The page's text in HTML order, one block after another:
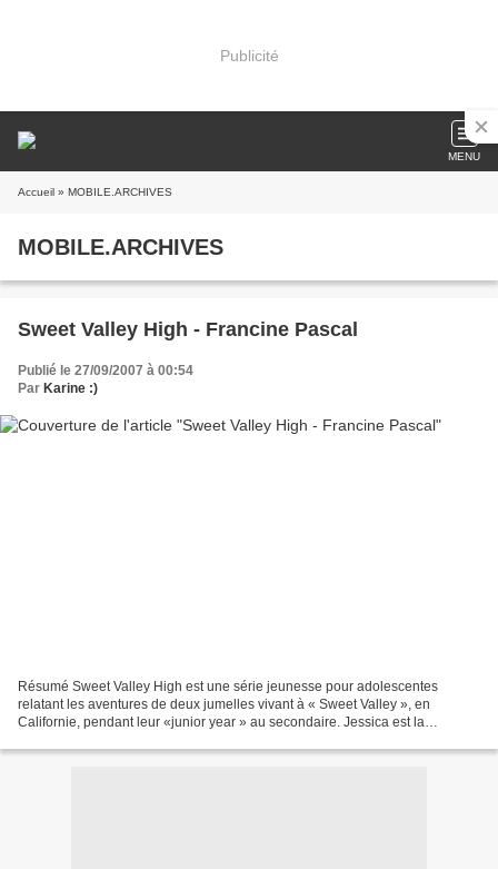
Publicité
MENU
Accueil » MOBILE.ARCHIVES
MOBILE.ARCHIVES
Sweet Valley High - Francine Pascal
Publié le 27/09/2007 à 00:54
Par Karine :)
Résumé Sweet Valley High est une série jeunesse pour adolescentes
relatant les aventures de deux jumelles vivant à « Sweet Valley », en
Californie, pendant leur «junior year » au secondaire. Jessica est la